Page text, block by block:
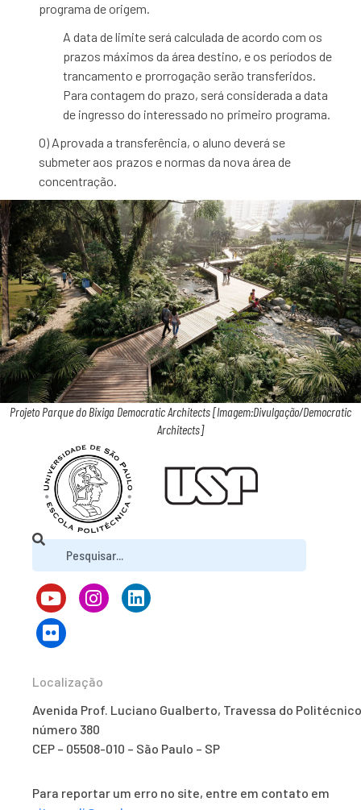
programa de origem.
A data de limite será calculada de acordo com os
prazos máximos da área destino, e os períodos de
trancamento e prorrogação serão transferidos.
Para contagem do prazo, será considerada a data
de ingresso do interessado no primeiro programa.
O) Aprovada a transferência, o aluno deverá se
submeter aos prazos e normas da nova área de
concentração.
Projeto Parque do Bixiga Democratic Architects [Imagem:Divulgação/Democratic
Architects]
Localização
Avenida Prof. Luciano Gualberto, Travessa do
número 380
CEP – 05508-010 – São Paulo – SP
Para reportar um erro no site, entre em contato em